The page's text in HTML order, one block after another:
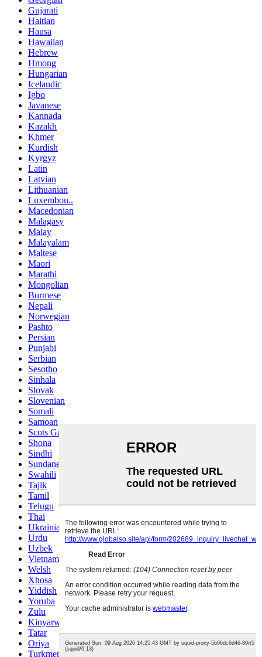
Gujarati
Haitian
Hausa
Hawaiian
Hebrew
Hmong
Hungarian
Icelandic
Igbo
Javanese
Kannada
Kazakh
Khmer
Kurdish
Kyrgyz
Latin
Latvian
Lithuanian
Luxembou..
Macedonian
Malagasy
Malay
Malayalam
Maltese
Maori
Marathi
Mongolian
Burmese
Nepali
Norwegian
Pashto
Persian
Punjabi
Serbian
Sesotho
Sinhala
Slovak
Slovenian
Somali
Samoan
Scots Gaelic
Shona
Sindhi
Sundanese
Swahili
Tajik
Tamil
Telugu
Thai
Ukrainian
Urdu
Uzbek
Vietnamese
Welsh
Xhosa
Yiddish
Yoruba
Zulu
Kinyarwanda
Tatar
Oriya
Turkmen